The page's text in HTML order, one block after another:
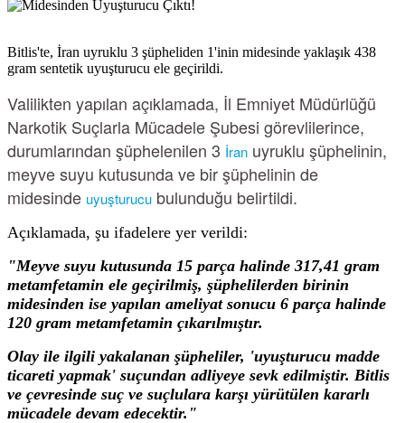
Bitlis'te, İran uyruklu 3 şüpheliden 1'inin midesinde yaklaşık 438
gram sentetik uyuşturucu ele geçirildi.
Valilikten yapılan açıklamada, İl Emniyet Müdürlüğü
Narkotik Suçlarla Mücadele Şubesi görevlilerince,
durumlarından şüphelenilen 3 İran uyruklu şüphelinin,
meyve suyu kutusunda ve bir şüphelinin de
midesinde uyuşturucu bulunduğu belirtildi.
Açıklamada, şu ifadelere yer verildi:
"Meyve suyu kutusunda 15 parça halinde 317,41 gram
metamfetamin ele geçirilmiş, şüphelilerden birinin
midesinden ise yapılan ameliyat sonucu 6 parça halinde
120 gram metamfetamin çıkarılmıştır.
Olay ile ilgili yakalanan şüpheliler, 'uyuşturucu madde
ticareti yapmak' suçundan adliyeye sevk edilmiştir. Bitlis
ve çevresinde suç ve suçlulara karşı yürütülen kararlı
mücadele devam edecektir."